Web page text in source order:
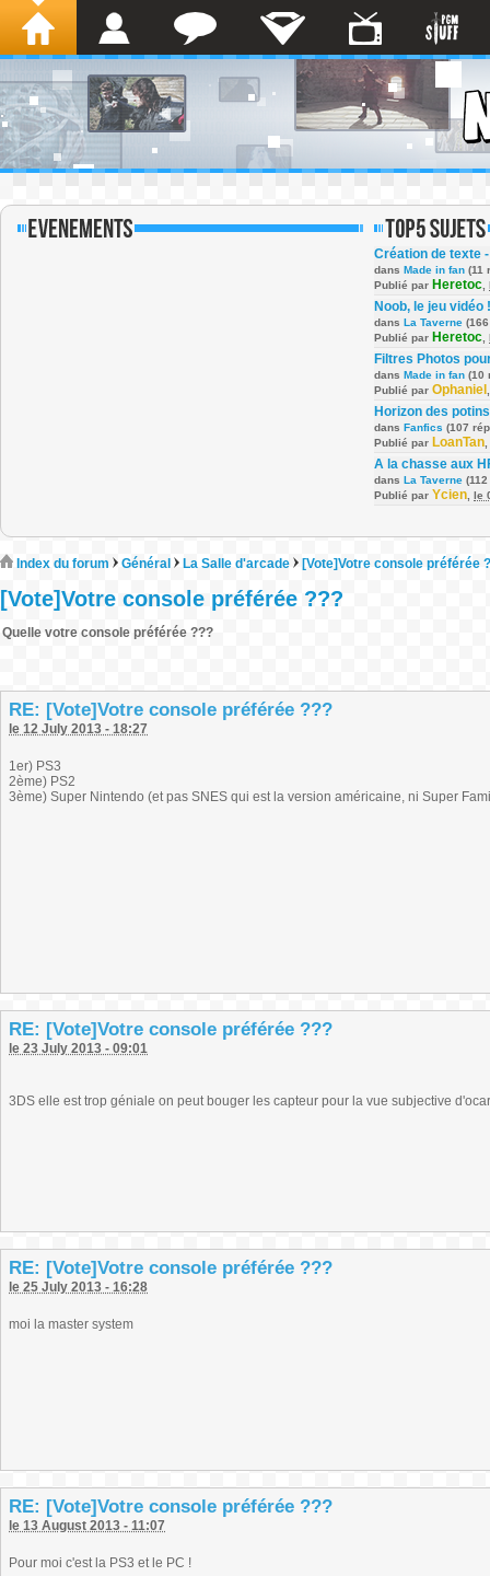
Création de texte
dans Made in fan (11
Publié par Heretoc
Noob, le jeu vidéo !
dans La Taverne
Publié par Heretoc
Filtres Photos
dans Made in fan (10
Publié par Ophaniel
Horizon des potins
dans Fanfics (107
Publié par LoanTan
A la chasse aux
dans La Taverne
Publié par Ycien le
Index du forum Général La Salle d'arcade [Vote]Votre console préférée
[Vote]Votre console préférée ???
Quelle votre console préférée ???
RE: [Vote]Votre console préférée ???
le 12 July 2013 - 18:27
1er) PS3
2ème) PS2
3ème) Super Nintendo (et pas SNES qui est la version américaine, ni Super
RE: [Vote]Votre console préférée ???
le 23 July 2013 - 09:01
3DS elle est trop géniale on peut bouger les capteur pour la vue subjective
RE: [Vote]Votre console préférée ???
le 25 July 2013 - 16:28
moi la master system
RE: [Vote]Votre console préférée ???
le 13 August 2013 - 11:07
Pour moi c'est la PS3 et le PC !